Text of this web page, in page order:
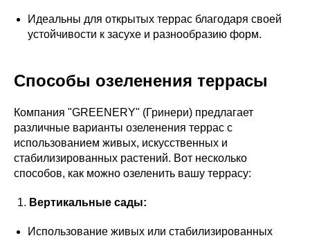
Идеальны для открытых террас благодаря своей
устойчивости к засухе и разнообразию форм.
Способы озеленения террасы
Компания "GREENERY" (Гринери) предлагает
различные варианты озеленения террас с
использованием живых, искусственных и
стабилизированных растений. Вот несколько
способов, как можно озеленить вашу террасу:
Вертикальные сады:
Использование живых или стабилизированных